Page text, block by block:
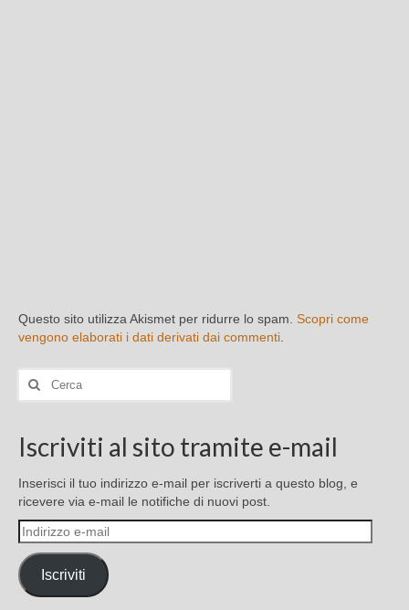
Questo sito utilizza Akismet per ridurre lo spam. Scopri come
vengono elaborati i dati derivati dai commenti
Cerca:
Iscriviti al sito tramite e-mail
Inserisci il tuo indirizzo e-mail per iscriverti a questo blog, e
ricevere via e-mail le notifiche di nuovi post.
Indirizzo
e-
mail
Iscriviti